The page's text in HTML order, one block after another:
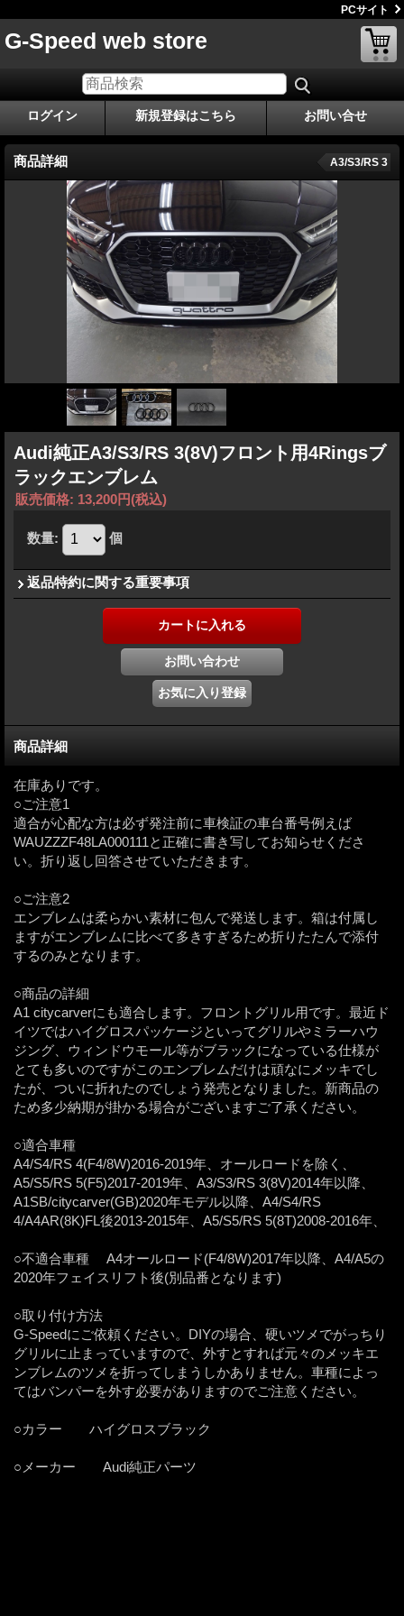
PCサイト
G-Speed web store
ログイン 新規登録はこちら お問い合せ
商品詳細 A3/S3/RS 3
Audi純正A3/S3/RS 3(8V)フロント用4Ringsブ
ラックエンブレム
販売価格: 13,200円(税込)
数量: 個
返品特約に関する重要事項
商品詳細
在庫ありです。
○ご注意1
適合が心配な方は必ず発注前に車検証の車台番号例えば
WAUZZZF48LA000111と正確に書き写してお知らせくださ
い。折り返し回答させていただきます。
○ご注意2
エンブレムは柔らかい素材に包んで発送します。箱は付属し
ますがエンブレムに比べて多きすぎるため折りたたんで添付
するのみとなります。
○商品の詳細
A1 citycarverにも適合します。フロントグリル用です。最近ド
イツではハイグロスパッケージといってグリルやミラーハウ
ジング、ウィンドウモール等がブラックになっている仕様が
とても多いのですがこのエンブレムだけは頑なにメッキでし
たが、ついに折れたのでしょう発売となりました。新商品の
ため多少納期が掛かる場合がございますご了承ください。
○適合車種
A4/S4/RS 4(F4/8W)2016-2019年、オールロードを除く、
A5/S5/RS 5(F5)2017-2019年、A3/S3/RS 3(8V)2014年以降、
A1SB/citycarver(GB)2020年モデル以降、A4/S4/RS
4/A4AR(8K)FL後2013-2015年、A5/S5/RS 5(8T)2008-2016年、
○不適合車種 A4オールロード(F4/8W)2017年以降、A4/A5の
2020年フェイスリフト後(別品番となります)
○取り付け方法
G-Speedにご依頼ください。DIYの場合、硬いツメでがっちり
グリルに止まっていますので、外すとすれば元々のメッキエ
ンブレムのツメを折ってしまうしかありません。車種によっ
てはバンパーを外す必要がありますのでご注意ください。
○カラー ハイグロスブラック
○メーカー Audi純正パーツ